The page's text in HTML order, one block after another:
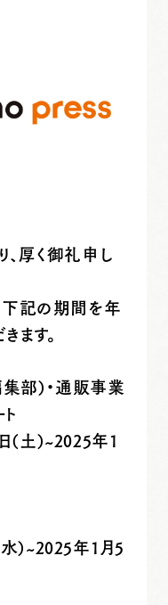
厚く御礼申し
下記の期間を年
ます。
集部)・通販事業
(土)~2025年1
)~2025年1月5